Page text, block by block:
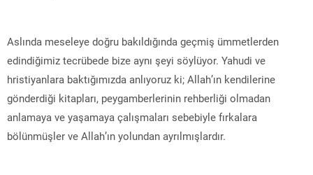
Aslında meseleye doğru bakıldığında geçmiş ümmetlerden
edindiğimiz tecrübede bize aynı şeyi söylüyor. Yahudi ve
hristiyanlara baktığımızda anlıyoruz ki; Allah’ın kendilerine
gönderdiği kitapları, peygamberlerinin rehberliği olmadan
anlamaya ve yaşamaya çalışmaları sebebiyle fırkalara
bölünmüşler ve Allah’ın yolundan ayrılmışlardır.